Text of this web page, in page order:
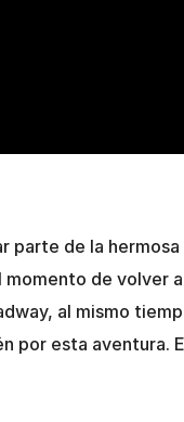
parte de la
momento de volver
al mismo
por esta aventura.